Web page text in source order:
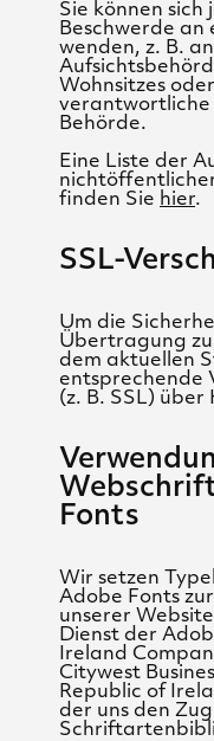
Sie können
Beschwerde an
wenden, z. B.
Wohnsitzes
verantwortliche
Behörde.
Eine Liste der
finden Sie hier.
SSL-
Um die
Übertragung
dem aktuellen
entsprechende
(z. B. SSL) über
Fonts
Wir setzen
Adobe Fonts
unserer
Dienst der
Ireland
Citywest
Republic of
der uns den